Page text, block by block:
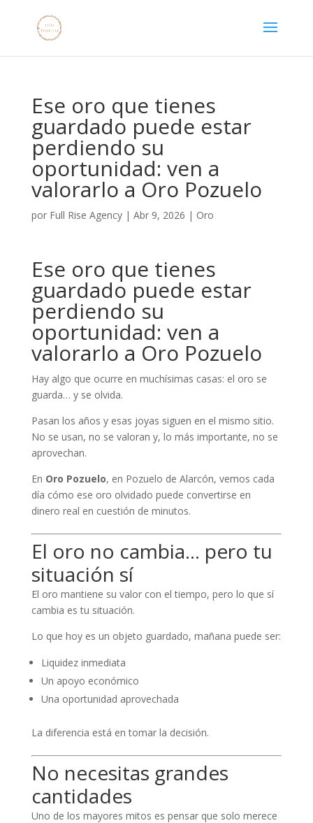
Ese oro que tienes
guardado puede estar
perdiendo su
oportunidad: ven a
valorarlo a Oro Pozuelo
por Full Rise Agency| Abr 9, 2026 | Oro
Ese oro que tienes
guardado puede estar
perdiendo su
oportunidad: ven a
valorarlo a Oro Pozuelo
Hay algo que ocurre en muchísimas casas: el oro se
guarda… y se olvida.
Pasan los años y esas joyas siguen en el mismo sitio.
No se usan, no se valoran y, lo más importante, no se
aprovechan.
En Oro Pozuelo, en Pozuelo de Alarcón, vemos cada
día cómo ese oro olvidado puede convertirse en
dinero real en cuestión de minutos.
El oro no cambia… pero tu
situación sí
El oro mantiene su valor con el tiempo, pero lo que sí
cambia es tu situación.
Lo que hoy es un objeto guardado, mañana puede ser:
Liquidez inmediata
Un apoyo económico
Una oportunidad aprovechada
La diferencia está en tomar la decisión.
No necesitas grandes
cantidades
Uno de los mayores mitos es pensar que solo merece